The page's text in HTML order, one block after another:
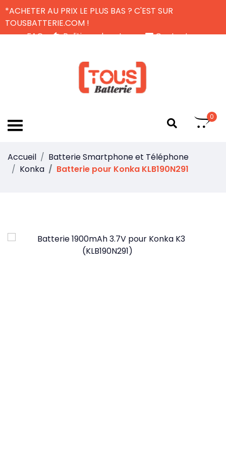
*ACHETER AU PRIX LE PLUS BAS ? C'EST SUR
TOUSBATTERIE.COM !
FAQ
Politique de retour
Contactez-nous
0
Accueil
Batterie Smartphone et Téléphone
Konka
Batterie pour Konka KLB190N291